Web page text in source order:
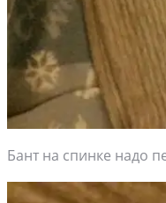
Бант на спинке надо